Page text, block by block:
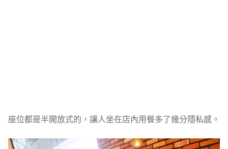
座位都是半開放式的，讓人坐在店內用餐多了幾分隱私感。